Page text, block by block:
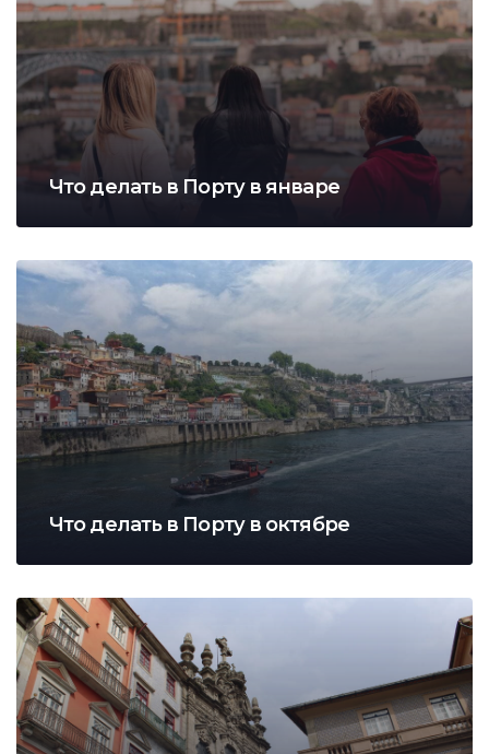
Что делать в Порту в январе
Что делать в Порту в октябре